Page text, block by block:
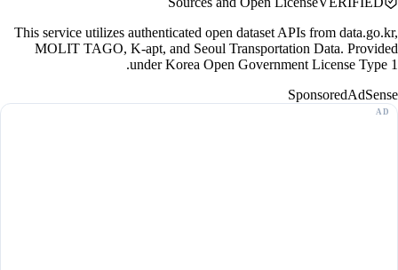
This service utilizes authenticated open dataset APIs from data.go.kr,
MOLIT TAGO, K-apt, and Seoul Transportation Data. Provided
under Korea Open Government License Type 1.
SponsoredAdSense